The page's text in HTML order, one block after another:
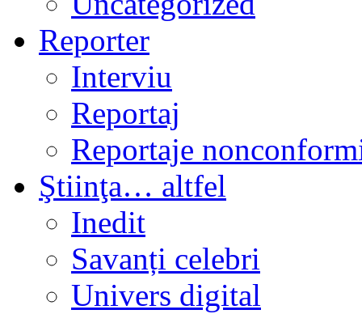
Reporter
Interviu
Reportaj
Reportaje
Ştiinţa… altfel
Inedit
Savanți celebri
Univers digital